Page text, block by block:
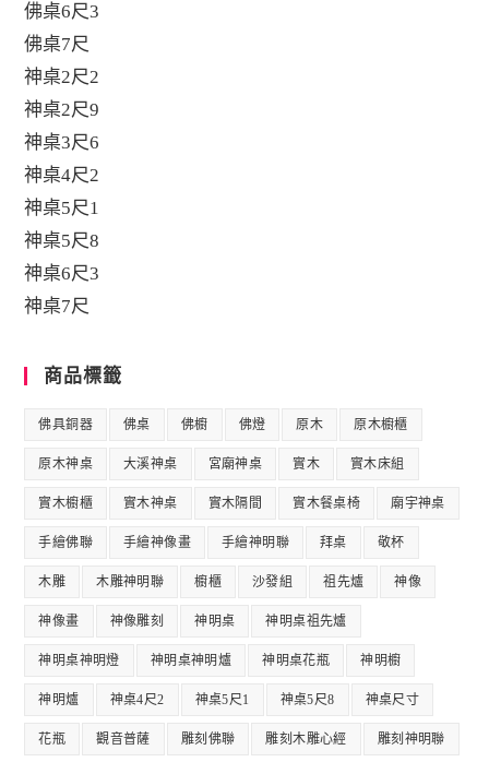
佛桌6尺3
佛桌7尺
神桌2尺2
神桌2尺9
神桌3尺6
神桌4尺2
神桌5尺1
神桌5尺8
神桌6尺3
神桌7尺
商品標籤
佛具銅器 佛桌 佛櫥 佛燈 原木 原木櫥櫃
原木神桌 大溪神桌 宮廟神桌 實木 實木床組
實木櫥櫃 實木神桌 實木隔間 實木餐桌椅 廟宇神桌
手繪佛聯 手繪神像畫 手繪神明聯 拜桌 敬杯
木雕 木雕神明聯 櫥櫃 沙發組 祖先爐 神像
神像畫 神像雕刻 神明桌 神明桌祖先爐
神明桌神明燈 神明桌神明爐 神明桌花瓶 神明櫥
神明爐 神桌4尺2 神桌5尺1 神桌5尺8 神桌尺寸
花瓶 觀音普薩 雕刻佛聯 雕刻木雕心經 雕刻神明聯